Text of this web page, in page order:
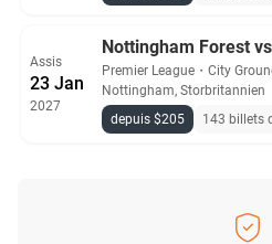
Assis
23 Jan
2027
Nottingham Forest
Premier League ・ City
Nottingham, Storbritannien
depuis $205
143 billets